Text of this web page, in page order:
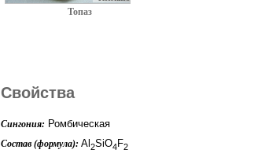
Топаз
Свойства
Сингония: Ромбическая
Состав (формула): Al 2SiO4F2